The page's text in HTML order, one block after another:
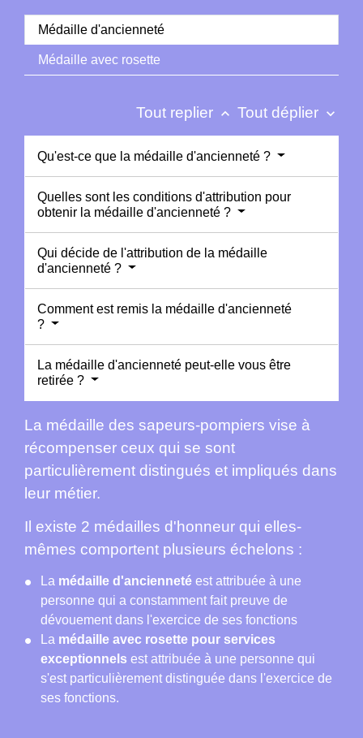
Médaille d'ancienneté
Médaille avec rosette
Tout replier keyboard_arrow_up Tout déplier keyboard_arrow_down
Qu'est-ce que la médaille d'ancienneté ?
Quelles sont les conditions d'attribution pour
obtenir la médaille d'ancienneté ?
Qui décide de l'attribution de la médaille
d'ancienneté ?
Comment est remis la médaille d'ancienneté
?
La médaille d'ancienneté peut-elle vous être
retirée ?
La médaille des sapeurs-pompiers vise à
récompenser ceux qui se sont
particulièrement distingués et impliqués dans
leur métier.
Il existe 2 médailles d'honneur qui elles-
mêmes comportent plusieurs échelons :
La médaille d'ancienneté est attribuée à une
personne qui a constamment fait preuve de
dévouement dans l'exercice de ses fonctions
La médaille avec rosette pour services
exceptionnels est attribuée à une personne qui
s'est particulièrement distinguée dans l'exercice de
ses fonctions.